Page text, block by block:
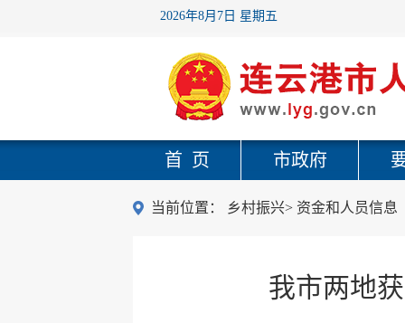
2026年8月7日 星期五
首 页 市政府
当前位置： 乡村振兴> 资金和人员信息
我市两地